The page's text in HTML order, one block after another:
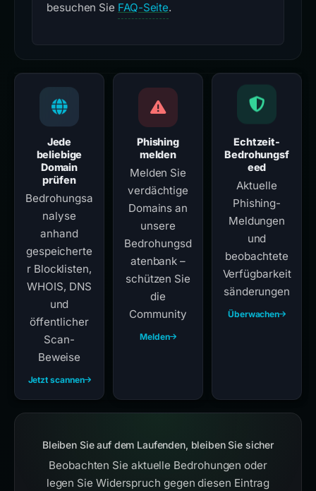
besuchen Sie FAQ-Seite.
Jede
beliebige
Domain
prüfen
Bedrohungsa
nalyse
anhand
gespeicherte
r Blocklisten,
WHOIS, DNS
und
öffentlicher
Scan-
Beweise
Jetzt scannen
Phishing
melden
Melden Sie
verdächtige
Domains an
unsere
Bedrohungsd
atenbank –
schützen Sie
die
Community
Melden
Echtzeit-
Bedrohungsf
eed
Aktuelle
Phishing-
Meldungen
und
beobachtete
Verfügbarkeit
sänderungen
Überwachen
Bleiben Sie auf dem Laufenden, bleiben Sie sicher
Beobachten Sie aktuelle Bedrohungen oder
legen Sie Widerspruch gegen diesen Eintrag